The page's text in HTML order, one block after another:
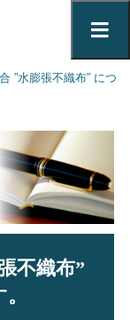
”水膨張不織布” につ
不織布”